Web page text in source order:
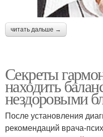
читать дальше →
Секреты
находить
нездоровыми
После установления
рекомендаций врача-